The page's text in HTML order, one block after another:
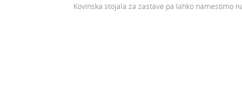
Kovinska stojala za zastave pa lahko namestimo